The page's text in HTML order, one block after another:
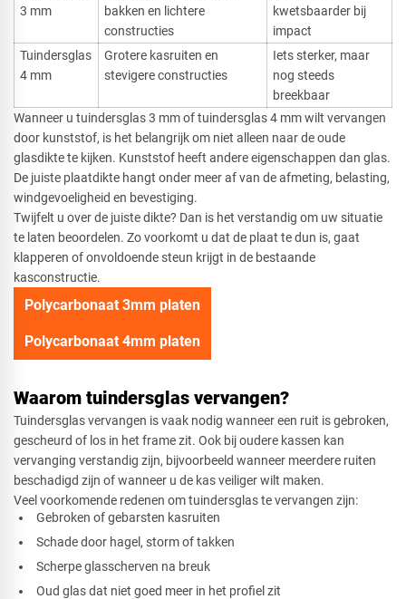
3 mm
bakken en lichtere
constructies
kwetsbaarder bij
impact
Tuindersglas
4 mm
Grotere kasruiten en
stevigere constructies
Iets sterker, maar
nog steeds
breekbaar
Wanneer u tuindersglas 3 mm of tuindersglas 4 mm wilt vervangen
door kunststof, is het belangrijk om niet alleen naar de oude
glasdikte te kijken. Kunststof heeft andere eigenschappen dan glas.
De juiste plaatdikte hangt onder meer af van de afmeting, belasting,
windgevoeligheid en bevestiging.
Twijfelt u over de juiste dikte? Dan is het verstandig om uw situatie
te laten beoordelen. Zo voorkomt u dat de plaat te dun is, gaat
klapperen of onvoldoende steun krijgt in de bestaande
kasconstructie.
Polycarbonaat 3mm platen
Polycarbonaat 4mm platen
Waarom tuindersglas vervangen?
Tuindersglas vervangen is vaak nodig wanneer een ruit is gebroken,
gescheurd of los in het frame zit. Ook bij oudere kassen kan
vervanging verstandig zijn, bijvoorbeeld wanneer meerdere ruiten
beschadigd zijn of wanneer u de kas veiliger wilt maken.
Veel voorkomende redenen om tuindersglas te vervangen zijn:
Gebroken of gebarsten kasruiten
Schade door hagel, storm of takken
Scherpe glasscherven na breuk
Oud glas dat niet goed meer in het profiel zit